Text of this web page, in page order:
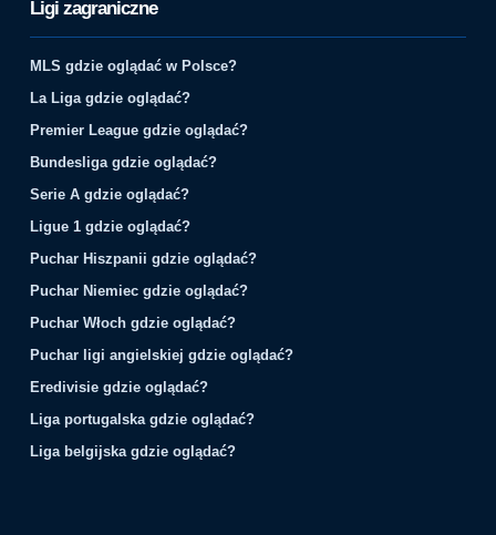
Ligi zagraniczne
MLS gdzie oglądać w Polsce?
La Liga gdzie oglądać?
Premier League gdzie oglądać?
Bundesliga gdzie oglądać?
Serie A gdzie oglądać?
Ligue 1 gdzie oglądać?
Puchar Hiszpanii gdzie oglądać?
Puchar Niemiec gdzie oglądać?
Puchar Włoch gdzie oglądać?
Puchar ligi angielskiej gdzie oglądać?
Eredivisie gdzie oglądać?
Liga portugalska gdzie oglądać?
Liga belgijska gdzie oglądać?